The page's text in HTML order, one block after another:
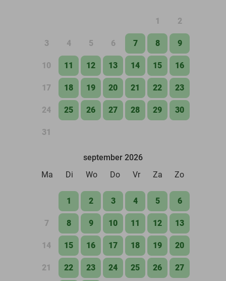
1 2
3 4 5 6 7 8 9
10 11 12 13 14 15 16
17 18 19 20 21 22 23
24 25 26 27 28 29 30
31
september 2026
Ma
Di Wo Do Vr Za Zo
1 2 3 4 5 6
7 8 9 10 11 12 13
14 15 16 17 18 19 20
21 22 23 24 25 26 27